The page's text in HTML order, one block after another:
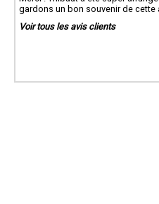
gardons un bon souvenir de cette
Voir tous les avis clients